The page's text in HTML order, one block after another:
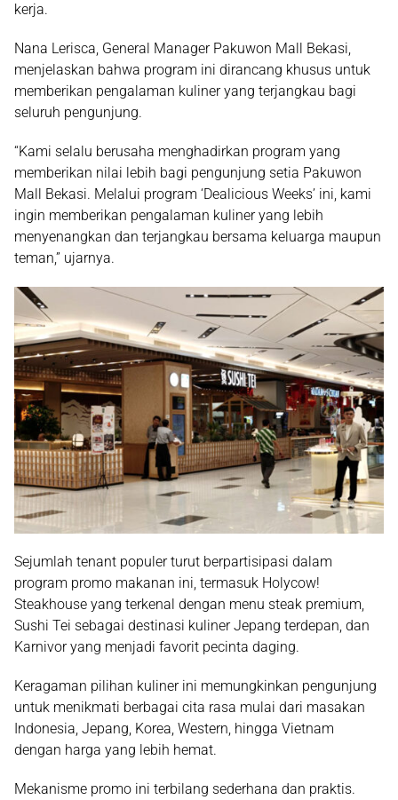
kerja.
Nana Lerisca, General Manager Pakuwon Mall Bekasi,
menjelaskan bahwa program ini dirancang khusus untuk
memberikan pengalaman kuliner yang terjangkau bagi
seluruh pengunjung.
“Kami selalu berusaha menghadirkan program yang
memberikan nilai lebih bagi pengunjung setia Pakuwon
Mall Bekasi. Melalui program ‘Dealicious Weeks’ ini, kami
ingin memberikan pengalaman kuliner yang lebih
menyenangkan dan terjangkau bersama keluarga maupun
teman,” ujarnya.
Sejumlah tenant populer turut berpartisipasi dalam
program promo makanan ini, termasuk Holycow!
Steakhouse yang terkenal dengan menu steak premium,
Sushi Tei sebagai destinasi kuliner Jepang terdepan, dan
Karnivor yang menjadi favorit pecinta daging.
Keragaman pilihan kuliner ini memungkinkan pengunjung
untuk menikmati berbagai cita rasa mulai dari masakan
Indonesia, Jepang, Korea, Western, hingga Vietnam
dengan harga yang lebih hemat.
Mekanisme promo ini terbilang sederhana dan praktis.